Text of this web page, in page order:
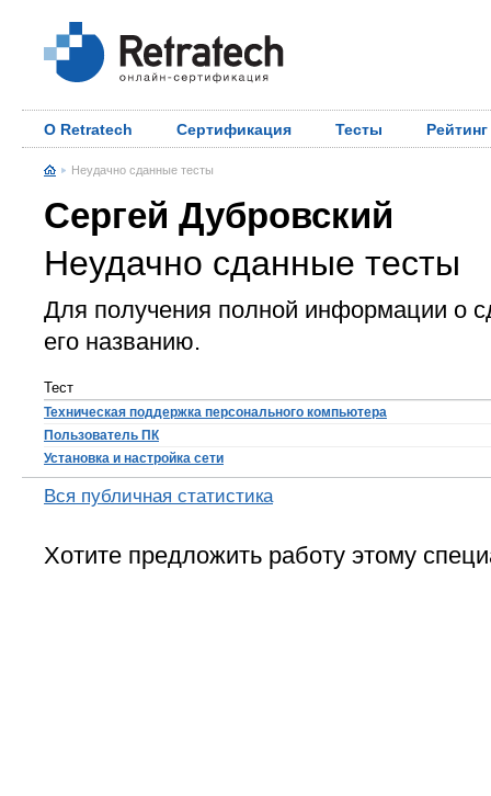
О Retratech Сертификация Тесты Рейтинг
Неудачно сданные тесты
Сергей Дубровский
Неудачно сданные тесты
Для получения полной информации о
его названию.
Тест
Техническая поддержка персонального компьютера
Пользователь ПК
Установка и настройка сети
Вся публичная статистика
Хотите предложить работу этому